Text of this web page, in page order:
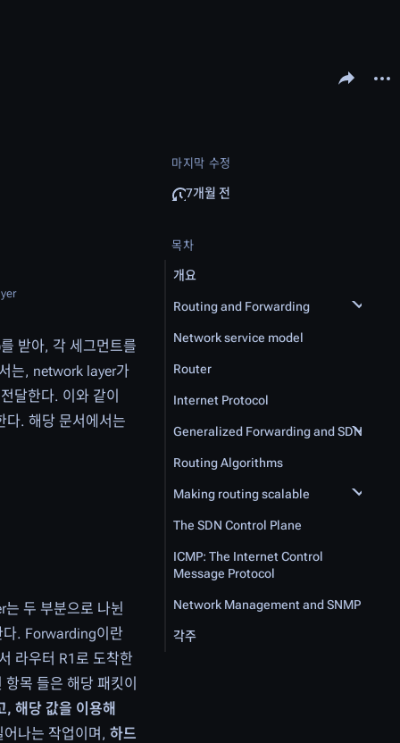
문서 공유하기
다른
받아, 각 세그먼트를
는, network layer가
달한다. 이와 같이
. 해당 문서에서는
두 부분으로 나뉜
다. Forwarding이란
라우터 R1로 도착한
항목 들은 해당 패킷이
, 해당 값을 이용해
어나는 작업이며, 하드
마지막 수정
7개월 전
목차
개요
Routing and Forwarding
Network service model
Router
Internet Protocol
Generalized Forwarding and SDN
Routing Algorithms
Making routing scalable
The SDN Control Plane
ICMP: The Internet Control
Message Protocol
Network Management and SNMP
각주